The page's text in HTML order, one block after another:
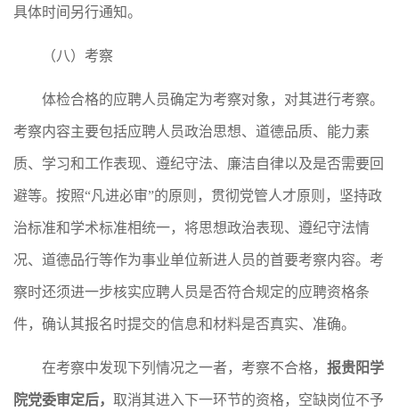
具体时间另行通知。
（八）考察
体检合格的应聘人员确定为考察对象，对其进行考察。
考察内容主要包括应聘人员政治思想、道德品质、能力素
质、学习和工作表现、遵纪守法、廉洁自律以及是否需要回
避等。按照“凡进必审”的原则，贯彻党管人才原则，坚持政
治标准和学术标准相统一，将思想政治表现、遵纪守法情
况、道德品行等作为事业单位新进人员的首要考察内容。考
察时还须进一步核实应聘人员是否符合规定的应聘资格条
件，确认其报名时提交的信息和材料是否真实、准确。
在考察中发现下列情况之一者，考察不合格， 报贵阳学
院党委审定后， 取消其进入下一环节的资格，空缺岗位不予